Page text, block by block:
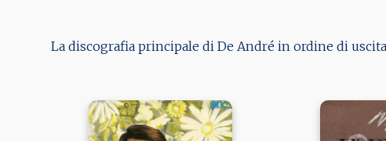
La discografia principale di De André in ordine di